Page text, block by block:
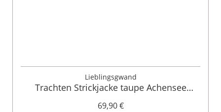
Lieblingsgwand
Trachten Strickjacke taupe Achensee
69,90 €